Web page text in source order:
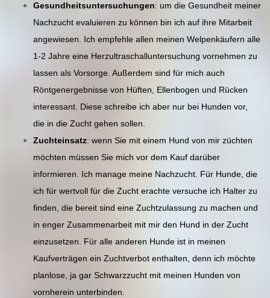
Gesundheitsuntersuchungen: um die Gesundheit meiner
Nachzucht evaluieren zu können bin ich auf ihre Mitarbeit
angewiesen. Ich empfehle allen meinen Welpenkäufern alle
1-2 Jahre eine Herzultraschalluntersuchung vornehmen zu
lassen als Vorsorge. Außerdem sind für mich auch
Röntgenergebnisse von Hüften, Ellenbogen und Rücken
interessant. Diese schreibe ich aber nur bei Hunden vor,
die in die Zucht gehen sollen.
Zuchteinsatz: wenn Sie mit einem Hund von mir züchten
möchten müssen Sie mich vor dem Kauf darüber
informieren. Ich manage meine Nachzucht. Für Hunde, die
ich für wertvoll für die Zucht erachte versuche ich Halter zu
finden, die bereit sind eine Zuchtzulassung zu machen und
in enger Zusammenarbeit mit mir den Hund in der Zucht
einzusetzen. Für alle anderen Hunde ist in meinen
Kaufverträgen ein Zuchtverbot enthalten, denn ich möchte
planlose, ja gar Schwarzzucht mit meinen Hunden von
vornherein unterbinden.